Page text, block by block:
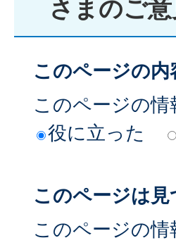
さまのご
このページの
このページの
役に立った
このページは
このページの